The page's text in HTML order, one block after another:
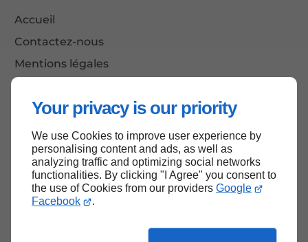
Your privacy is our priority
We use Cookies to improve user experience by
personalising content and ads, as well as
analyzing traffic and optimizing social networks
functionalities. By clicking "I Agree" you consent to
the use of Cookies from our providers Google
Facebook
.
Accueil
Contactez-nous
Mentions légales
Haut de page